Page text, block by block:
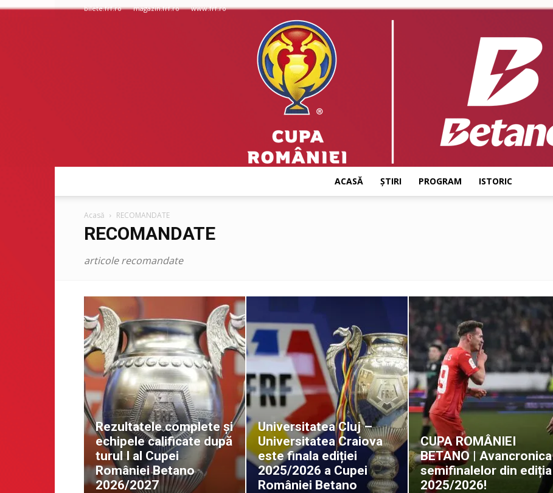
bilete.frf.ro magazin.frf.ro www.frf.ro
ACASĂ ȘTIRI PROGRAM ISTORIC
Acasă RECOMANDATE
RECOMANDATE
articole recomandate
Rezultatele complete și
echipele calificate după
turul I al Cupei
României Betano
2026/2027
Universitatea Cluj –
Universitatea Craiova
este finala ediției
2025/2026 a Cupei
României Betano
CUPA ROMÂNIEI
BETANO | Avancronica
semifinalelor din ediția
2025/2026!